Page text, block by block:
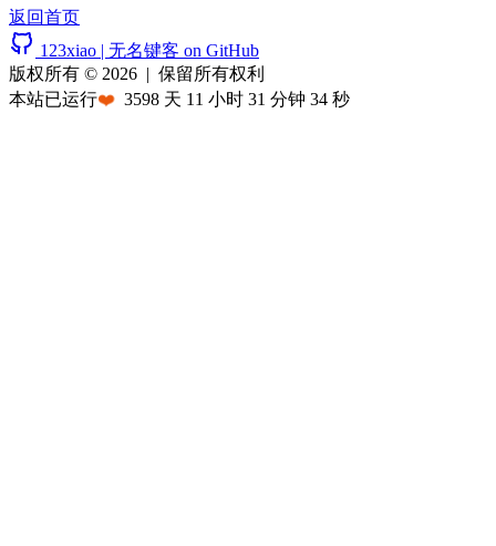
返回首页
123xiao | 无名键客 on GitHub
版权所有 © 2026 | 保留所有权利
本站已运行❤️ 3598 天 11 小时 31 分钟 34 秒